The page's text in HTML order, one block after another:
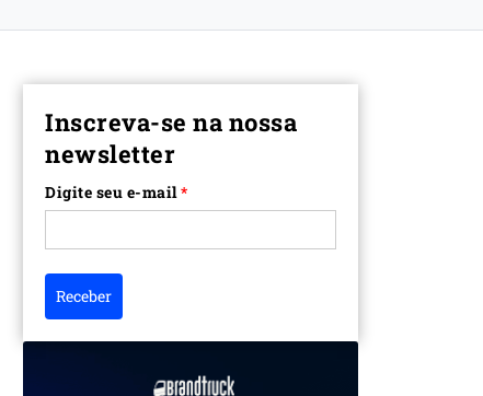
Inscreva-se na nossa
newsletter
Digite seu e-mail*
Receber